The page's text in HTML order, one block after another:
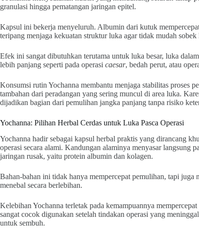
granulasi hingga pematangan jaringan epitel.
Kapsul ini bekerja menyeluruh. Albumin dari kutuk
teripang menjaga kekuatan struktur luka agar tidak mudah sobek
Efek ini sangat dibutuhkan terutama untuk luka besar, luka
lebih panjang seperti pada operasi caesar, bedah perut, atau
Konsumsi rutin Yochanna membantu menjaga stabilitas proses
tambahan dari peradangan yang sering muncul di area luka.
dijadikan bagian dari pemulihan jangka panjang tanpa risiko
Yochanna: Pilihan Herbal Cerdas untuk Luka Pasca Operasi
Yochanna hadir sebagai kapsul herbal praktis yang dirancang
operasi secara alami. Kandungan alaminya menyasar langsung
jaringan rusak, yaitu protein albumin dan kolagen.
Bahan-bahan ini tidak hanya mempercepat pemulihan, tapi juga
menebal secara berlebihan.
Kelebihan Yochanna terletak pada kemampuannya
sangat cocok digunakan setelah tindakan operasi yang
untuk sembuh.